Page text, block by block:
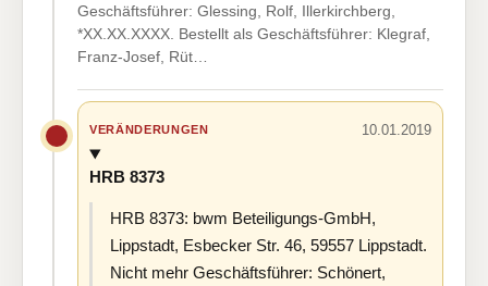
Geschäftsführer: Glessing, Rolf, Illerkirchberg,
*XX.XX.XXXX. Bestellt als Geschäftsführer: Klegraf,
Franz-Josef, Rüt…
VERÄNDERUNGEN 10.01.2019
HRB 8373
HRB 8373: bwm Beteiligungs-GmbH,
Lippstadt, Esbecker Str. 46, 59557 Lippstadt.
Nicht mehr Geschäftsführer: Schönert,